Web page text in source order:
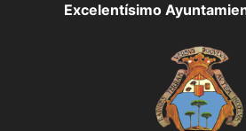
Excelentísimo